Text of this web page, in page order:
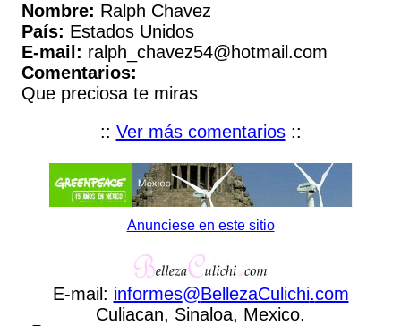
Nombre: Ralph Chavez
País: Estados Unidos
E-mail: ralph_chavez54@hotmail.com
Comentarios:
Que preciosa te miras
:: Ver más comentarios::
Anunciese en este sitio
E-mail: informes@BellezaCulichi.com
Culiacan, Sinaloa, Mexico.